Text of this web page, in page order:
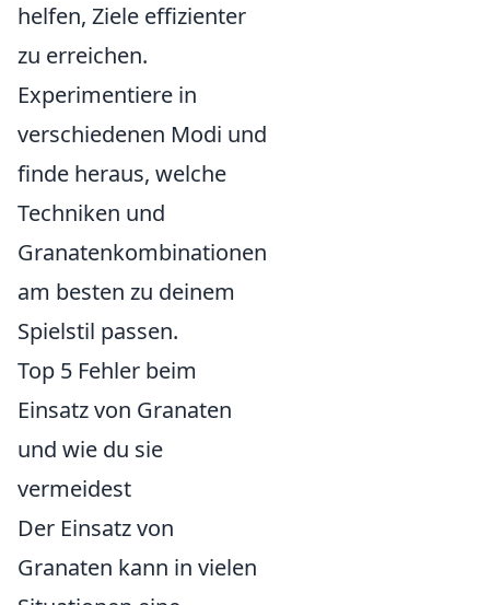
helfen, Ziele effizienter
zu erreichen.
Experimentiere in
verschiedenen Modi und
finde heraus, welche
Techniken und
Granatenkombinationen
am besten zu deinem
Spielstil passen.
Top 5 Fehler beim
Einsatz von Granaten
und wie du sie
vermeidest
Der Einsatz von
Granaten kann in vielen